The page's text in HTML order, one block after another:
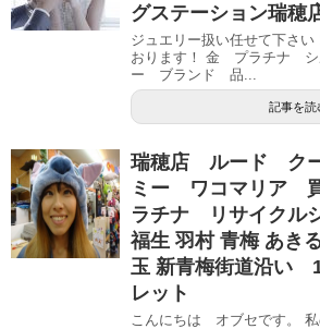
グステーション瑞穂
ジュエリー扱い任せて下さ
おります！ 金 プラチナ
ー ブランド 品...
記事を読
瑞穂店 ルード ク
ミー ワコマリア
ラチナ リサイクル
福生 羽村 青梅 あき
玉 新青梅街道沿い
レット
こんにちは オブセです。